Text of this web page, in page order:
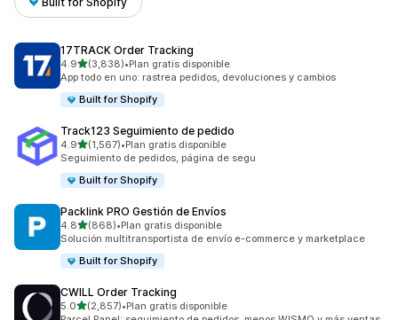
17TRACK Order Tracking
4.9de 5 estrellas
(3,838)
3838 reseñas en total
•Plan gratis disponible
App todo en uno: rastrea pedidos, devoluciones y cambios
Built for Shopify
Track123 Seguimiento de pedido
4.9de 5 estrellas
(1,567)
1567 reseñas en total
•Plan gratis disponible
Seguimiento de pedidos, página de segu
Built for Shopify
Packlink PRO Gestión de Envíos
4.8de 5 estrellas
(868)
868 reseñas en total
•Plan gratis disponible
Solución multitransportista de envío e-commerce y marketplace
Built for Shopify
CWILL Order Tracking
5.0de 5 estrellas
(2,857)
2857 reseñas en total
•Plan gratis disponible